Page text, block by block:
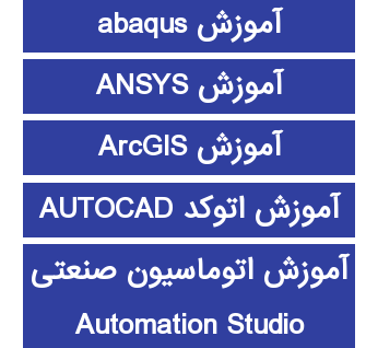
آموزش abaqus
آموزش ANSYS
آموزش ArcGIS
آموزش اتوکد AUTOCAD
آموزش اتوماسیون صنعتی
Automation Studio